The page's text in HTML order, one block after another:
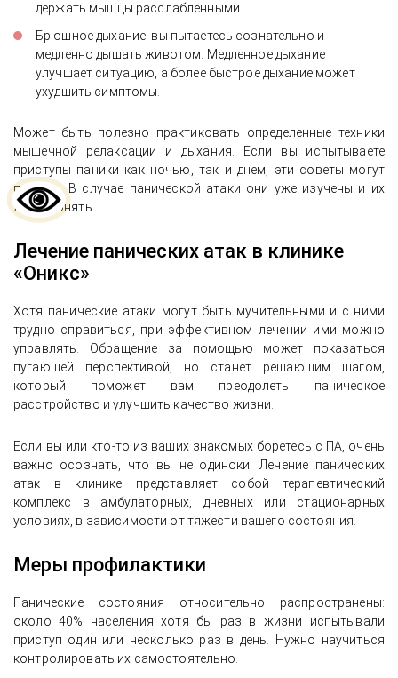
держать мышцы расслабленными.
Брюшное дыхание: вы пытаетесь сознательно и
медленно дышать животом. Медленное дыхание
улучшает ситуацию, а более быстрое дыхание может
ухудшить симптомы.
Может быть полезно практиковать определенные техники
мышечной релаксации и дыхания. Если вы испытываете
приступы паники как ночью, так и днем, эти советы могут
помочь. В случае панической атаки они уже изучены и их
легче понять.
Лечение панических атак в клинике
«Оникс»
Хотя панические атаки могут быть мучительными и с ними
трудно справиться, при эффективном лечении ими можно
управлять. Обращение за помощью может показаться
пугающей перспективой, но станет решающим шагом,
который поможет вам преодолеть паническое
расстройство и улучшить качество жизни.
Если вы или кто-то из ваших знакомых боретесь с ПА, очень
важно осознать, что вы не одиноки. Лечение панических
атак в клинике представляет собой терапевтический
комплекс в амбулаторных, дневных или стационарных
условиях, в зависимости от тяжести вашего состояния.
Меры профилактики
Панические состояния относительно распространены:
около 40% населения хотя бы раз в жизни испытывали
приступ один или несколько раз в день. Нужно научиться
контролировать их самостоятельно.